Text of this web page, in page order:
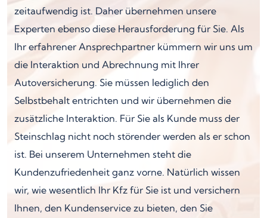
zeitaufwendig ist. Daher übernehmen unsere
Experten ebenso diese Herausforderung für Sie. Als
Ihr erfahrener Ansprechpartner kümmern wir uns um
die Interaktion und Abrechnung mit Ihrer
Autoversicherung. Sie müssen lediglich den
Selbstbehalt entrichten und wir übernehmen die
zusätzliche Interaktion. Für Sie als Kunde muss der
Steinschlag nicht noch störender werden als er schon
ist. Bei unserem Unternehmen steht die
Kundenzufriedenheit ganz vorne. Natürlich wissen
wir, wie wesentlich Ihr Kfz für Sie ist und versichern
Ihnen, den Kundenservice zu bieten, den Sie